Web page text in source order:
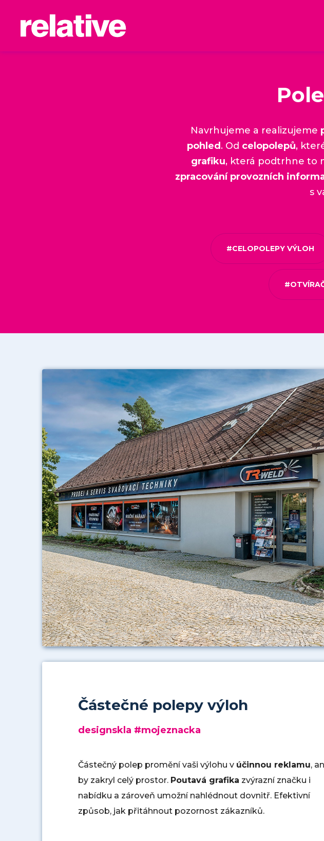
Navrhujeme a realizujeme
pohled . Od celopolepů,
grafiku, která podtrhne to
zpracování provozních
s
#CELOPOLEPY VÝLOH
Částečné polepy výloh
designskla #mojeznacka
Částečný polep promění vaši výlohu v účinnou reklamu,
by zakryl celý prostor. Poutavá grafika zvýrazní značku i
nabídku a zároveň umožní nahlédnout dovnitř. Efektivní
způsob, jak přitáhnout pozornost zákazníků.